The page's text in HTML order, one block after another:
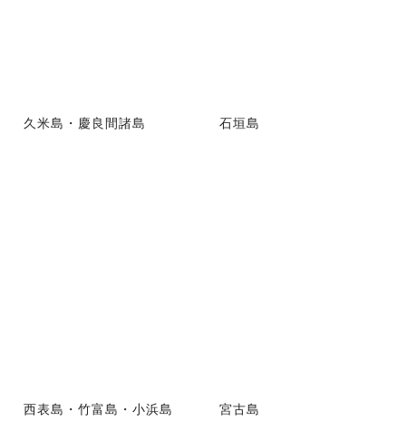
久米島・慶良間諸島 石垣島
西表島・竹富島・小浜島 宮古島